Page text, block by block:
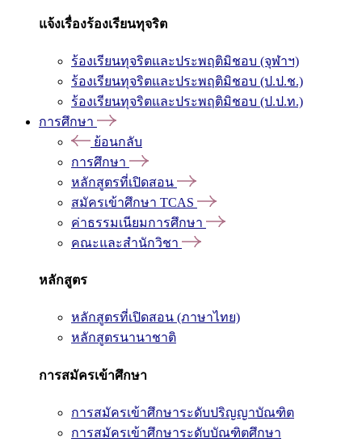
แจ้งเรื่องร้องเรียนทุจริต
ร้องเรียนทุจริตและประพฤติมิชอบ (จุฬาฯ)
ร้องเรียนทุจริตและประพฤติมิชอบ (ป.ป.ช.)
ร้องเรียนทุจริตและประพฤติมิชอบ (ป.ป.ท.)
การศึกษา
ย้อนกลับ
การศึกษา
หลักสูตรที่เปิดสอน
สมัครเข้าศึกษา TCAS
ค่าธรรมเนียมการศึกษา
คณะและสำนักวิชา
หลักสูตร
หลักสูตรที่เปิดสอน (ภาษาไทย)
หลักสูตรนานาชาติ
การสมัครเข้าศึกษา
การสมัครเข้าศึกษาระดับปริญญาบัณฑิต
การสมัครเข้าศึกษาระดับบัณฑิตศึกษา